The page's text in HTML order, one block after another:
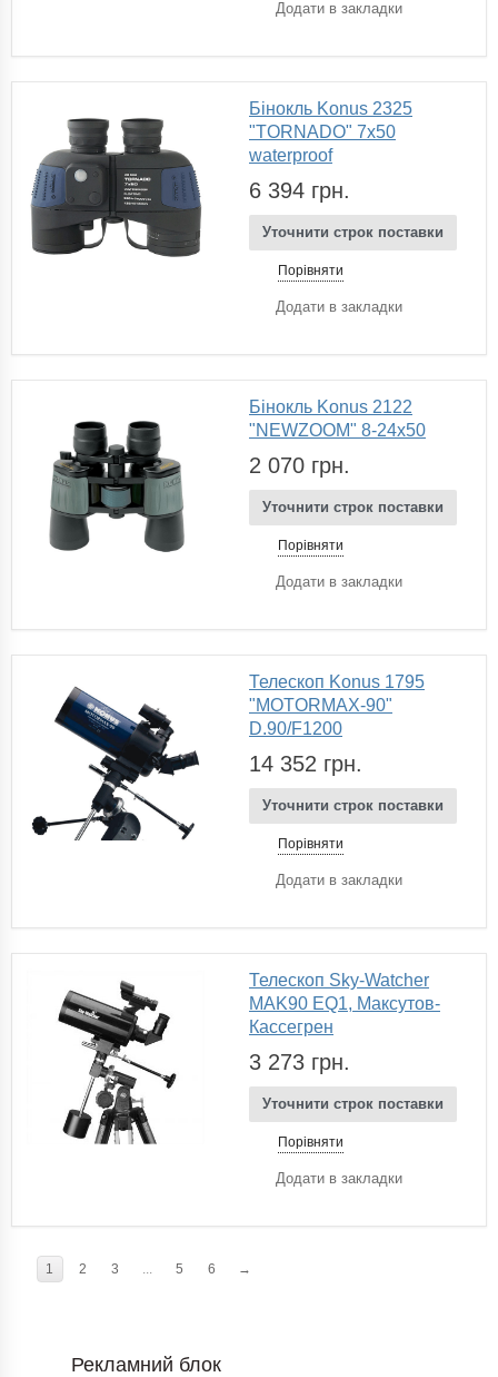
Додати в закладки
Бінокль Konus 2325
"TORNADO" 7x50
waterproof
6 394 грн.
Уточнити строк поставки
Порівняти
Додати в закладки
Бінокль Konus 2122
"NEWZOOM" 8-24x50
2 070 грн.
Уточнити строк поставки
Порівняти
Додати в закладки
Телескоп Konus 1795
"MOTORMAX-90"
D.90/F1200
14 352 грн.
Уточнити строк поставки
Порівняти
Додати в закладки
Телескоп Sky-Watcher
MAK90 EQ1, Максутов-
Кассегрен
3 273 грн.
Уточнити строк поставки
Порівняти
Додати в закладки
1 2 3 5 6 →
Рекламний блок